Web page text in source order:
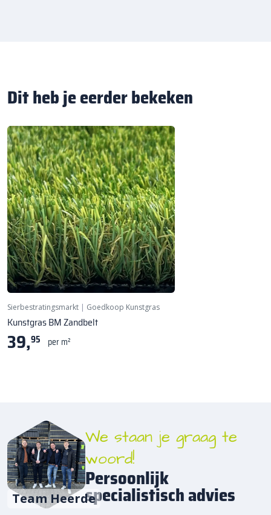
Dit heb je eerder bekeken
Sierbestratingsmarkt | Goedkoop Kunstgras
Kunstgras BM Zandbelt
39,95 per m²
Team Heerde
We staan je graag te
woord!
Persoonlijk
specialistisch advies